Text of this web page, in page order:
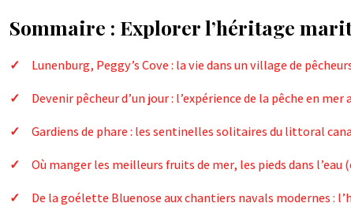
Sommaire : Explorer l’héritage
Lunenburg, Peggy’s Cove : la vie dans un village de
Devenir pêcheur d’un jour : l’expérience de la pêche en mer
Gardiens de phare : les sentinelles solitaires du littoral
Où manger les meilleurs fruits de mer, les pieds dans l’eau
De la goélette Bluenose aux chantiers navals modernes :